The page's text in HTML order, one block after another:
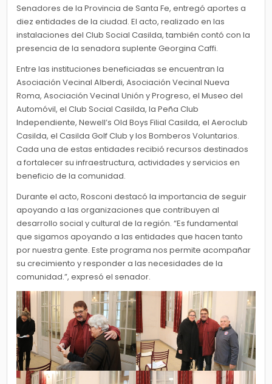
Senadores de la Provincia de Santa Fe, entregó aportes a
diez entidades de la ciudad. El acto, realizado en las
instalaciones del Club Social Casilda, también contó con la
presencia de la senadora suplente Georgina Caffi.
Entre las instituciones beneficiadas se encuentran la
Asociación Vecinal Alberdi, Asociación Vecinal Nueva
Roma, Asociación Vecinal Unión y Progreso, el Museo del
Automóvil, el Club Social Casilda, la Peña Club
Independiente, Newell’s Old Boys Filial Casilda, el Aeroclub
Casilda, el Casilda Golf Club y los Bomberos Voluntarios.
Cada una de estas entidades recibió recursos destinados
a fortalecer su infraestructura, actividades y servicios en
beneficio de la comunidad.
Durante el acto, Rosconi destacó la importancia de seguir
apoyando a las organizaciones que contribuyen al
desarrollo social y cultural de la región. “Es fundamental
que sigamos apoyando a las entidades que hacen tanto
por nuestra gente. Este programa nos permite acompañar
su crecimiento y responder a las necesidades de la
comunidad.”, expresó el senador.